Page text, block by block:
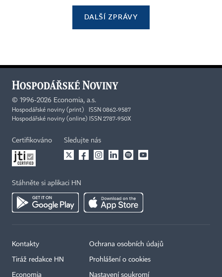
DALŠÍ ZPRÁVY
© 1996-2026 Economia, a.s.
Hospodářské noviny (print) ISSN 0862-9587
Hospodářské noviny (online) ISSN 2787-950X
Certifikováno Sledujte nás
Stáhněte si aplikaci HN
Kontakty
Tiráž redakce HN
Economia
Ochrana osobních údajů
Prohlášení o cookies
Nastavení soukromí